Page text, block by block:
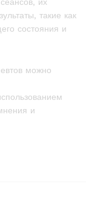
их
такие как
состояния и
можно
и